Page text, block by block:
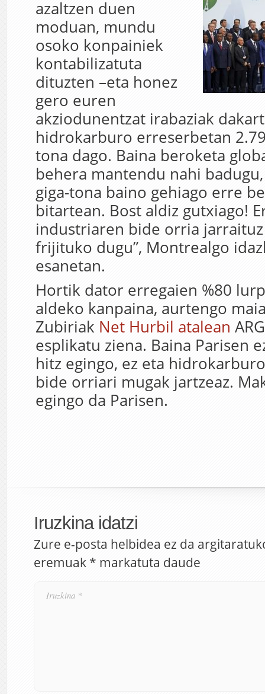
azaltzen duen
moduan, mundu
osoko konpainiek
kontabilizatuta
dituzten –eta honez
gero euren
akziodunentzat irabaziak
hidrokarburo erreserbetan
tona dago. Baina beroketa
behera mantendu nahi
giga-tona baino gehiago erre
bitartean. Bost aldiz gutxiago!
industriaren bide orria jarraituz
frijituko dugu”, Montrealgo
esanetan.
Hortik dator erregaien %80
aldeko kanpaina, aurtengo
Zubiriak Net Hurbil atalean
esplikatu ziena. Baina Parisen
hitz egingo, ez eta
bide orriari mugak jartzeaz.
egingo da Parisen.
Iruzkina idatzi
Zure e-posta helbidea ez da
eremuak * markatuta daude